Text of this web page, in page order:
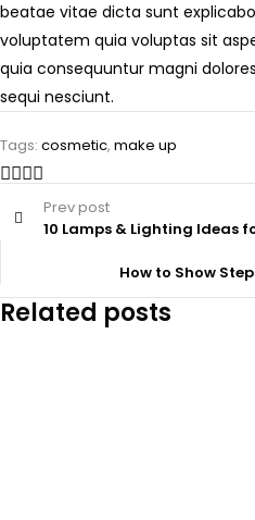
beatae vitae dicta sunt
voluptatem quia voluptas sit
quia consequuntur magni
sequi nesciunt.
Tags: cosmetic, make up
Prev post
10 Lamps & Lighting Ideas
How to Show
Related posts